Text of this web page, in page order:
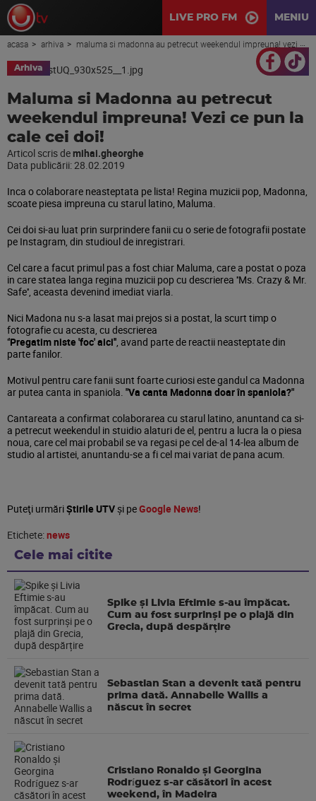
LIVE PRO FM MENIU
acasa arhiva maluma si madonna au petrecut weekendul impreuna! vezi ce pun la cale cei doi!
Arhiva
Maluma si Madonna au petrecut
weekendul impreuna! Vezi ce pun la
cale cei doi!
Articol scris demihai.gheorghe
Data publicării:28.02.2019
Inca o colaborare neasteptata pe lista! Regina muzicii pop, Madonna,
scoate piesa impreuna cu starul latino, Maluma.
Cei doi si-au luat prin surprindere fanii cu o serie de fotografii postate
pe Instagram, din studioul de inregistrari.
Cel care a facut primul pas a fost chiar Maluma, care a postat o poza
in care statea langa regina muzicii pop cu descrierea ''Ms. Crazy & Mr.
Safe'', aceasta devenind imediat viarla.
Nici Madona nu s-a lasat mai prejos si a postat, la scurt timp o
fotografie cu acesta, cu descrierea
''Pregatim niste 'foc' aici'', avand parte de reactii neasteptate din
parte fanilor.
Motivul pentru care fanii sunt foarte curiosi este gandul ca Madonna
ar putea canta in spaniola. "Va canta Madonna doar în spaniola?"
Cantareata a confirmat colaborarea cu starul latino, anuntand ca si-
a petrecut weekendul in stuidio alaturi de el, pentru a lucra la o piesa
noua, care cel mai probabil se va regasi pe cel de-al 14-lea album de
studio al artistei, anuntandu-se a fi cel mai variat de pana acum.
Puteţi urmăriȘtirile UTVşi peGoogle News!
Etichete:news
Cele mai citite
Spike și Livia Eftimie s-au împăcat.
Cum au fost surprinși pe o plajă din
Grecia, după despărțire
Sebastian Stan a devenit tată pentru
prima dată. Annabelle Wallis a
născut în secret
Cristiano Ronaldo și Georgina
Rodríguez s-ar căsători în acest
weekend, în Madeira